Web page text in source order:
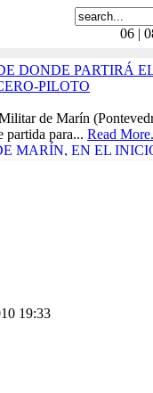
06 |
DONDE PARTIRÁ
PILOTO
de Marín
partida para... Read
MARÍN, EN EL
Sebastián de Elcano"
Militares
BENÉFICO
EL...
en la actual provincia de
19:33